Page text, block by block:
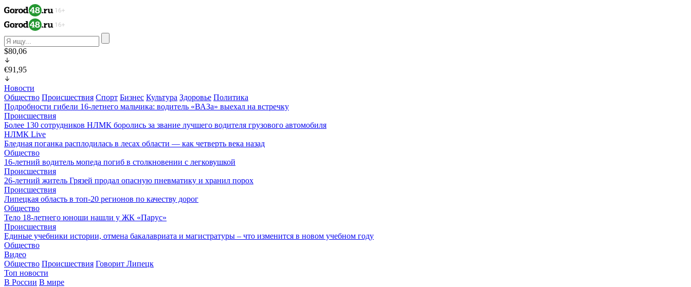
$80,06
€91,95
Новости
Общество Происшествия Спорт Бизнес Культура Здоровье Политика
Подробности гибели 16-летнего мальчика: водитель «ВАЗа» выехал на встречку
Происшествия
Более 130 сотрудников НЛМК боролись за звание лучшего водителя грузового автомобиля
НЛМК Live
Бледная поганка расплодилась в лесах области — как четверть века назад
Общество
16-летний водитель мопеда погиб в столкновении с легковушкой
Происшествия
26-летний житель Грязей продал опасную пневматику и хранил порох
Происшествия
Липецкая область в топ-20 регионов по качеству дорог
Общество
Тело 18-летнего юноши нашли у ЖК «Парус»
Происшествия
Единые учебники истории, отмена бакалавриата и магистратуры – что изменится в новом учебном году
Общество
Видео
Общество Происшествия Говорит Липецк
Топ новости
В России В мире